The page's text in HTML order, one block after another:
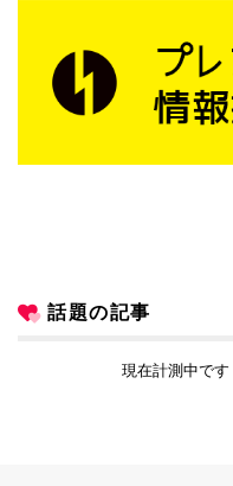
話題の記事
現在計測中です